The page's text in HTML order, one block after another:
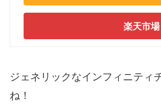
楽天市場
ジェネリックなインフィニティ
ね！